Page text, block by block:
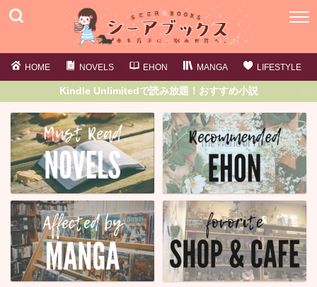
HOME NOVELS EHON MANGA LIFESTYLE
Kindle Unlimitedで読み放題！おすすめ小説